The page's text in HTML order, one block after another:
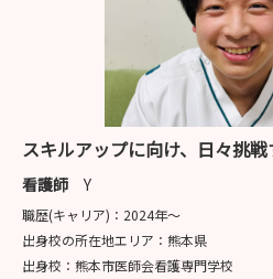
第2回:令和８年8月6日 （木）
間：令和８年7月1日（水）-7月
第3回:令和９年2月10日 （水）
間：令和９年1月1日（金）-1月
がん看護体験
令和８年8月7日（金）13:30～
年7月1日（水）-7月15日（水）
お申込みはマイナビ看護学生「
スキルアップに向け、日々挑戦
看護師 Y
職歴(キャリア)： 2024年〜
出身校の所在地エリア： 熊本県
出身校： 熊本市医師会看護専門学校